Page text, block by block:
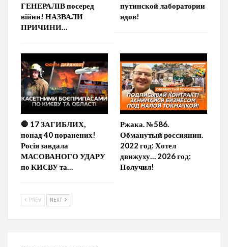
ГЕНЕРАЛІВ посеред
війни! НАЗВАЛИ
ПРИЧИНИ…
путинской лаборатории
ядов!
🛑 17 ЗАГИБЛИХ,
понад 40 поранених!
Росія завдала
МАСОВАНОГО УДАРУ
по КИЄВУ та…
Ржака. №586.
Обманутый россиянин.
2022 год: Хотел
движуху… 2026 год:
Получил!
PREV NEXT